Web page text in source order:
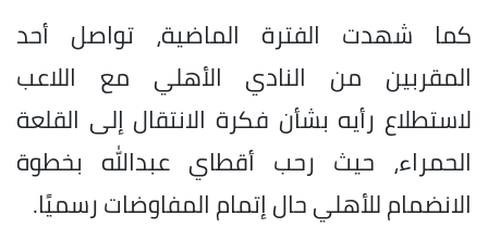
كما شهدت الفترة الماضية، تواصل أحد
المقربين من النادي الأهلي مع اللاعب
لاستطلاع رأيه بشأن فكرة الانتقال إلى القلعة
الحمراء، حيث رحب أقطاي عبدالله بخطوة
الانضمام للأهلي حال إتمام المفاوضات رسميًا.